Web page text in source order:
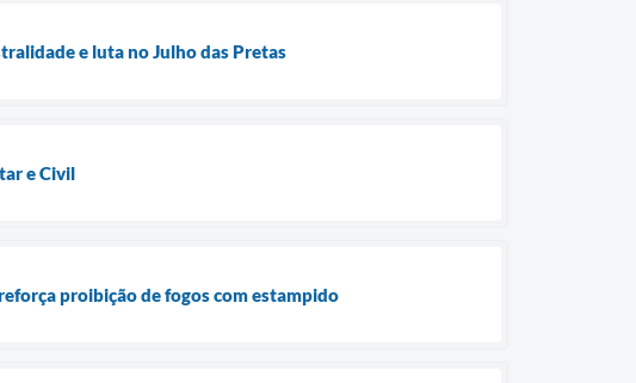
e luta no Julho das Pretas
e Civil
proibição de fogos com estampido